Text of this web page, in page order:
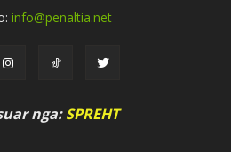
info@penaltia.net
nga:SPREHT